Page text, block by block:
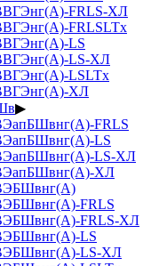
FRLS-ХЛ
FRLSLTx
LS
LS-ХЛ
LSLTx
ХЛ
▶
FRLS
LS
LS-ХЛ
ХЛ
FRLS
FRLS-ХЛ
LS
LS-ХЛ